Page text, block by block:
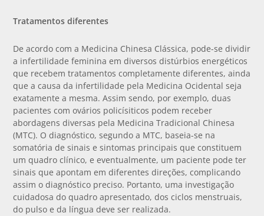
Tratamentos diferentes
De acordo com a Medicina Chinesa Clássica, pode-se dividir
a infertilidade feminina em diversos distúrbios energéticos
que recebem tratamentos completamente diferentes, ainda
que a causa da infertilidade pela Medicina Ocidental seja
exatamente a mesma. Assim sendo, por exemplo, duas
pacientes com ovários policísiticos podem receber
abordagens diversas pela Medicina Tradicional Chinesa
(MTC). O diagnóstico, segundo a MTC, baseia-se na
somatória de sinais e sintomas principais que constituem
um quadro clínico, e eventualmente, um paciente pode ter
sinais que apontam em diferentes direções, complicando
assim o diagnóstico preciso. Portanto, uma investigação
cuidadosa do quadro apresentado, dos ciclos menstruais,
do pulso e da língua deve ser realizada.